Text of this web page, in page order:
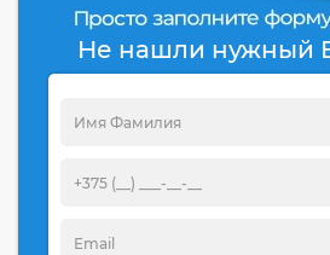
Не нашли нужный